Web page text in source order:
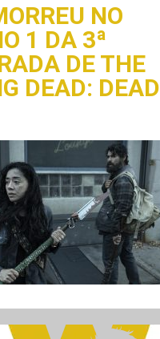
NO
1 DA 3ª
DE THE
DEAD: DEAD